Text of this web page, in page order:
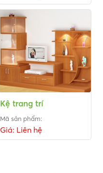
Kệ trang trí
Mã sản phẩm:
Giá: Liên hệ